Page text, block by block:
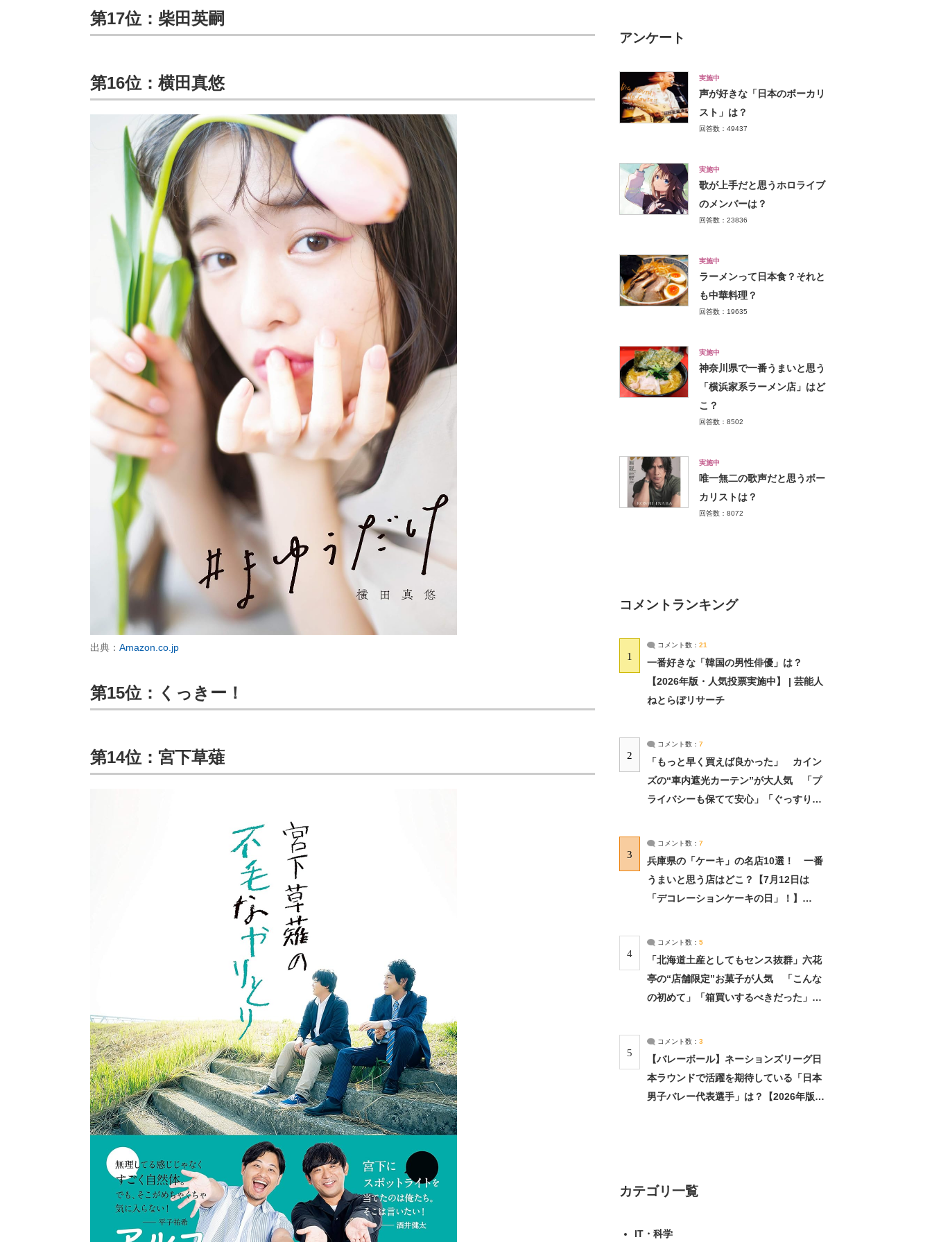
第17位：柴田英嗣
第16位：横田真悠
出典： Amazon.co.jp
第15位：くっきー！
第14位：宮下草薙
アンケート
実施中
声が好きな「日本のボーカリ
スト」は？
回答数：49437
実施中
歌が上手だと思うホロライブ
のメンバーは？
回答数：23836
実施中
ラーメンって日本食？それと
も中華料理？
回答数：19635
実施中
神奈川県で一番うまいと思う
「横浜家系ラーメン店」はど
こ？
回答数：8502
実施中
唯一無二の歌声だと思うボー
カリストは？
回答数：8072
コメントランキング
1
コメント数： 21
一番好きな「韓国の男性俳優」は？
【2026年版・人気投票実施中】 | 芸能人
ねとらぼリサーチ
2
コメント数： 7
「もっと早く買えば良かった」 カイン
ズの“車内遮光カーテン”が大人気 「プ
ライバシーも保てて安心」「ぐっすり眠
3
コメント数： 7
兵庫県の「ケーキ」の名店10選！ 一番
うまいと思う店はどこ？【7月12日は
「デコレーションケーキの日」！】
4
コメント数： 5
「北海道土産としてもセンス抜群」六花
亭の“店舗限定”お菓子が人気 「こんな
の初めて」「箱買いするべきだった」
5
コメント数： 3
【バレーボール】ネーションズリーグ日
本ラウンドで活躍を期待している「日本
男子バレー代表選手」は？【2026年版・
カテゴリ一覧
IT・科学